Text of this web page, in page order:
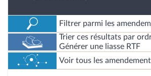
Filtrer parmi les
Trier ces résultats par
Générer une liasse RTF
Voir tous les